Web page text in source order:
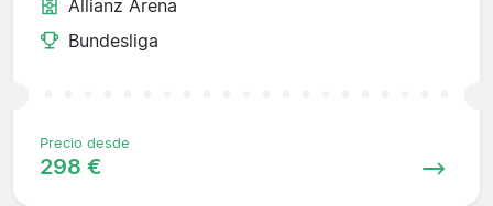
Allianz Arena
Bundesliga
Precio desde
298 €